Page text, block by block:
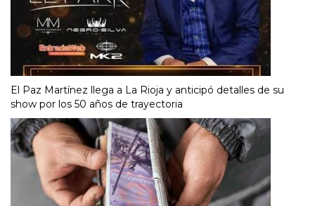
El Paz Martínez llega a La Rioja y anticipó detalles de su
show por los 50 años de trayectoria